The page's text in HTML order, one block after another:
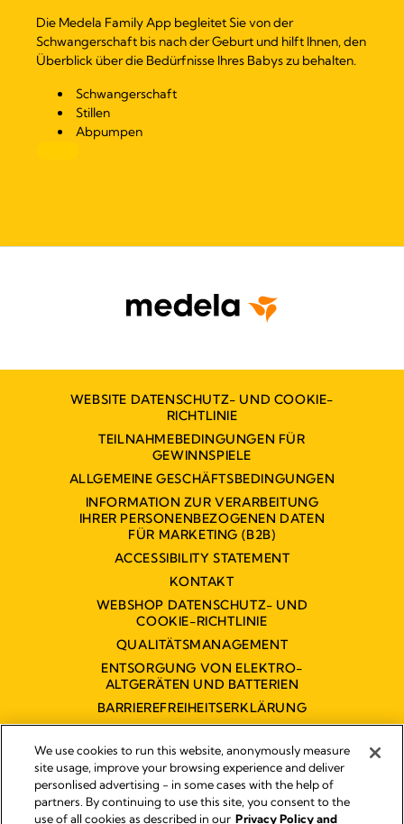
Die Medela Family App begleitet Sie von der
Schwangerschaft bis nach der Geburt und hilft Ihnen, den
Überblick über die Bedürfnisse Ihres Babys zu behalten.
Schwangerschaft
Stillen
Abpumpen
WEBSITE DATENSCHUTZ- UND COOKIE-
RICHTLINIE
TEILNAHMEBEDINGUNGEN FÜR
GEWINNSPIELE
ALLGEMEINE GESCHÄFTSBEDINGUNGEN
INFORMATION ZUR VERARBEITUNG
IHRER PERSONENBEZOGENEN DATEN
FÜR MARKETING (B2B)
ACCESSIBILITY STATEMENT
KONTAKT
WEBSHOP DATENSCHUTZ- UND
COOKIE-RICHTLINIE
QUALITÄTSMANAGEMENT
ENTSORGUNG VON ELEKTRO-
ALTGERÄTEN UND BATTERIEN
BARRIEREFREIHEITSERKLÄRUNG
Impressum
We use cookies to run this website, anonymously measure
site usage, improve your browsing experience and deliver
personlised advertising - in some cases with the help of
partners. By continuing to use this site, you consent to the
use of all cookies as described in our Privacy Policy and